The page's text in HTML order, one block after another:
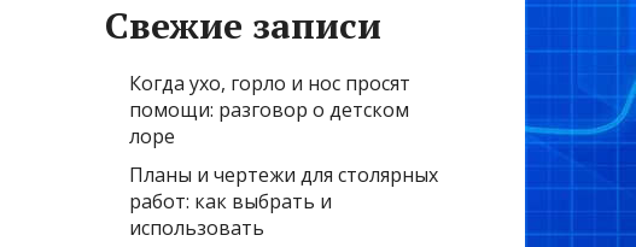
Свежие записи
Когда ухо, горло и нос просят
помощи: разговор о детском
лоре
Планы и чертежи для столярных
работ: как выбрать и
использовать